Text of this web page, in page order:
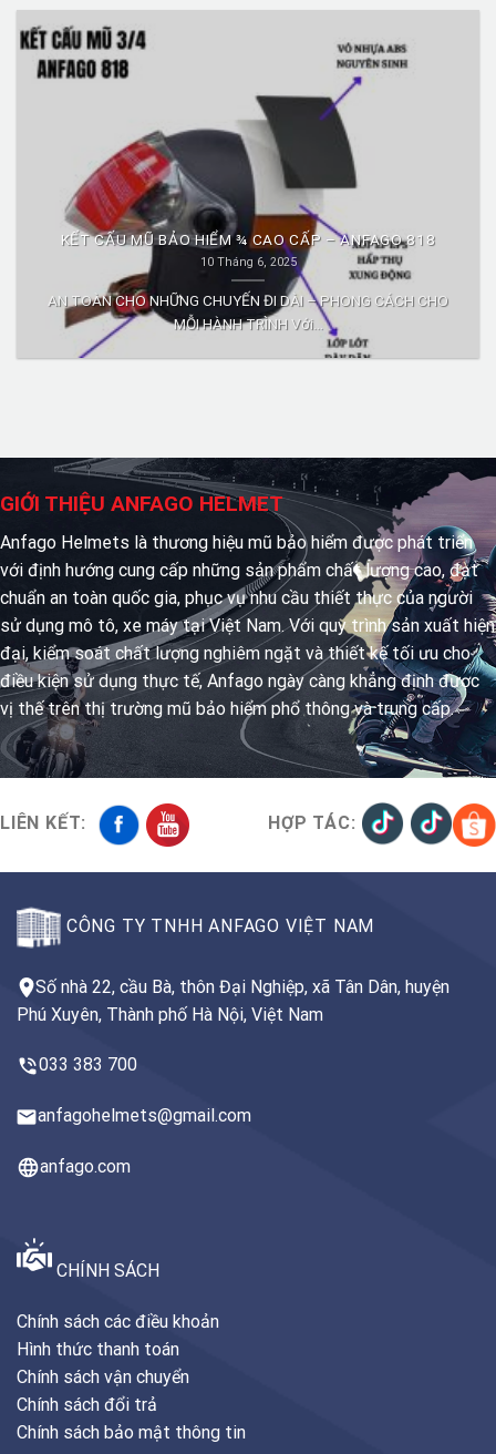
KẾT CẤU MŨ BẢO HIỂM ¾ CAO CẤP – ANFAGO 818
10 Tháng 6, 2025
AN TOÀN CHO NHỮNG CHUYẾN ĐI DÀI – PHONG CÁCH CHO
MỖI HÀNH TRÌNH Với...
GIỚI THIỆU ANFAGO HELMET
Anfago Helmets là thương hiệu mũ bảo hiểm được phát triển
với định hướng cung cấp những sản phẩm chất lượng cao, đạt
chuẩn an toàn quốc gia, phục vụ nhu cầu thiết thực của người
sử dụng mô tô, xe máy tại Việt Nam. Với quy trình sản xuất hiện
đại, kiểm soát chất lượng nghiêm ngặt và thiết kế tối ưu cho
điều kiện sử dụng thực tế, Anfago ngày càng khẳng định được
vị thế trên thị trường mũ bảo hiểm phổ thông và trung cấp.
LIÊN KẾT: HỢP TÁC:
CÔNG TY TNHH ANFAGO VIỆT NAM
Số nhà 22, cầu Bà, thôn Đại Nghiệp, xã Tân Dân, huyện
Phú Xuyên, Thành phố Hà Nội, Việt Nam
033 383 700
anfagohelmets@gmail.com
anfago.com
CHÍNH SÁCH
Chính sách các điều khoản
Hình thức thanh toán
Chính sách vận chuyển
Chính sách đổi trả
Chính sách bảo mật thông tin